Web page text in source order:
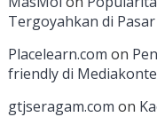
Tergoyahkan di Pasar
Placelearn.com on
friendly di
gtjseragam.com on